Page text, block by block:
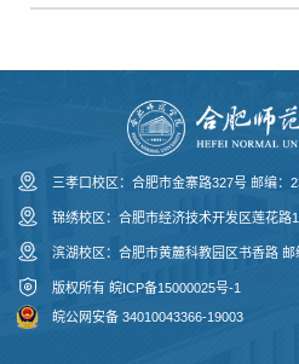
三孝口校区：合肥市金寨路327号 邮编：
锦绣校区：合肥市经济技术开发区莲花路
滨湖校区：合肥市黄麓科教园区书香路 邮
版权所有 皖ICP备15000025号-1
皖公网安备 34010043366-19003